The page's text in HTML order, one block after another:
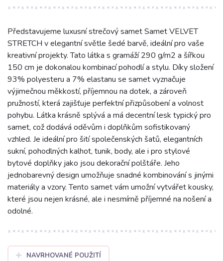
Představujeme luxusní strečový samet Samet VELVET
STRETCH v elegantní světle šedé barvě, ideální pro vaše
kreativní projekty. Tato látka s gramáží 290 g/m2 a šířkou
150 cm je dokonalou kombinací pohodlí a stylu. Díky složení
93% polyesteru a 7% elastanu se samet vyznačuje
výjimečnou měkkostí, příjemnou na dotek, a zároveň
pružností, která zajišťuje perfektní přizpůsobení a volnost
pohybu. Látka krásně splývá a má decentní lesk typický pro
samet, což dodává oděvům i doplňkům sofistikovaný
vzhled. Je ideální pro šití společenských šatů, elegantních
sukní, pohodlných kalhot, tunik, body, ale i pro stylové
bytové doplňky jako jsou dekorační polštáře. Jeho
jednobarevný design umožňuje snadné kombinování s jinými
materiály a vzory. Tento samet vám umožní vytvářet kousky,
které jsou nejen krásné, ale i nesmírně příjemné na nošení a
odolné.
NAVRHOVANÉ POUŽITÍ